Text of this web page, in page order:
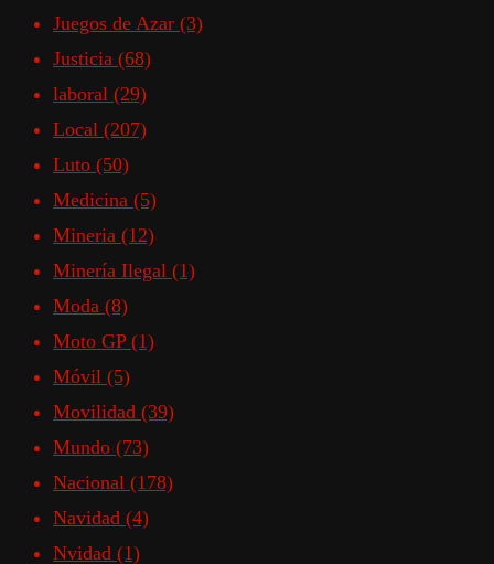
Juegos de Azar (3)
Justicia (68)
laboral (29)
Local (207)
Luto (50)
Medicina (5)
Mineria (12)
Minería Ilegal (1)
Moda (8)
Moto GP (1)
Móvil (5)
Movilidad (39)
Mundo (73)
Nacional (178)
Navidad (4)
Nvidad (1)